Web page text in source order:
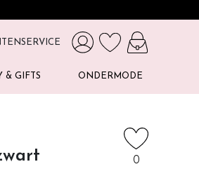
& GIFTS ONDERMODE
0